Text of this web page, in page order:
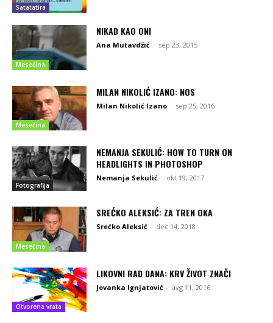
Satatatira
Mesečina
NIKAD KAO ONI
Ana Mutavdžić - sep 23, 2015
Mesečina
MILAN NIKOLIĆ IZANO: NOS
Milan Nikolić Izano - sep 25, 2016
Fotografija
NEMANJA SEKULIĆ: HOW TO TURN ON
HEADLIGHTS IN PHOTOSHOP
Nemanja Sekulić - okt 19, 2017
Mesečina
SREĆKO ALEKSIĆ: ZA TREN OKA
Srećko Aleksić - dec 14, 2018
Otvorena vrata
LIKOVNI RAD DANA: KRV ŽIVOT ZNAČI
Jovanka Ignjatović - avg 11, 2016